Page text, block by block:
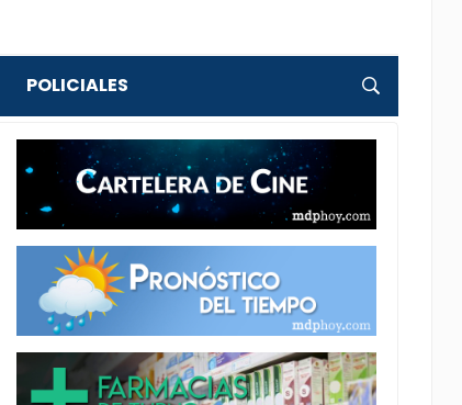
POLICIALES